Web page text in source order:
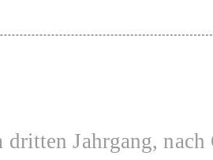
Jahrgang,